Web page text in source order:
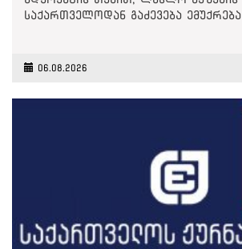
საქართველოდან გაძევება ემუქრება
06.08.2026